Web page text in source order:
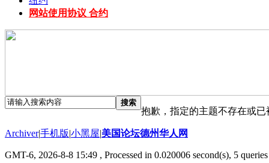
网站使用协议 合约
搜索
抱歉，指定的主题不存在或
Archiver|手机版|小黑屋|美国论坛德州华人网
GMT-6, 2026-8-8 15:49 , Processed in 0.020006 second(s), 5